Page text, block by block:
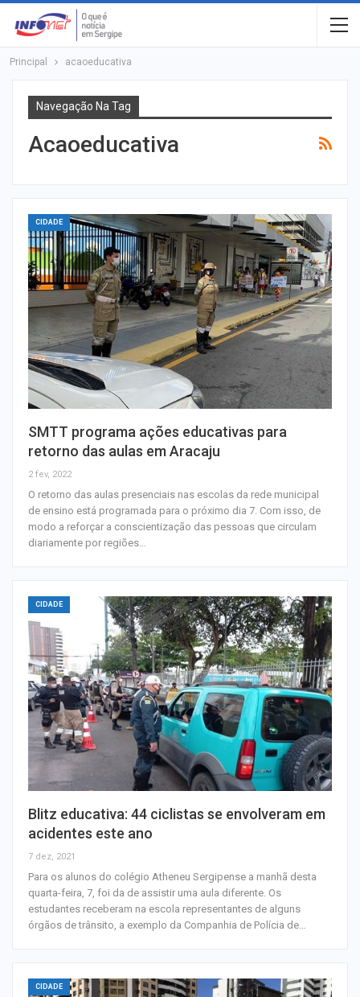
Principal acaoeducativa
Navegação Na Tag
Acaoeducativa
CIDADE
SMTT programa ações educativas para
retorno das aulas em Aracaju
2 fev, 2022
O retorno das aulas presenciais nas escolas da rede municipal
de ensino está programada para o próximo dia 7. Com isso, de
modo a reforçar a conscientização das pessoas que circulam
diariamente por regiões…
CIDADE
Blitz educativa: 44 ciclistas se envolveram em
acidentes este ano
7 dez, 2021
Para os alunos do colégio Atheneu Sergipense a manhã desta
quarta-feira, 7, foi da de assistir uma aula diferente. Os
estudantes receberam na escola representantes de alguns
órgãos de trânsito, a exemplo da Companhia de Polícia de…
CIDADE